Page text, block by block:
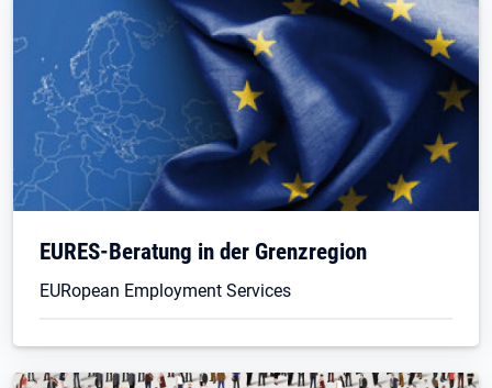
EURES-Beratung in der Grenzregion
EURopean Employment Services